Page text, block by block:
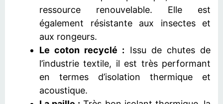
ressource renouvelable. Elle est
également résistante aux insectes et
aux rongeurs.
Le coton recyclé : Issu de chutes de
l’industrie textile, il est très performant
en termes d’isolation thermique et
acoustique.